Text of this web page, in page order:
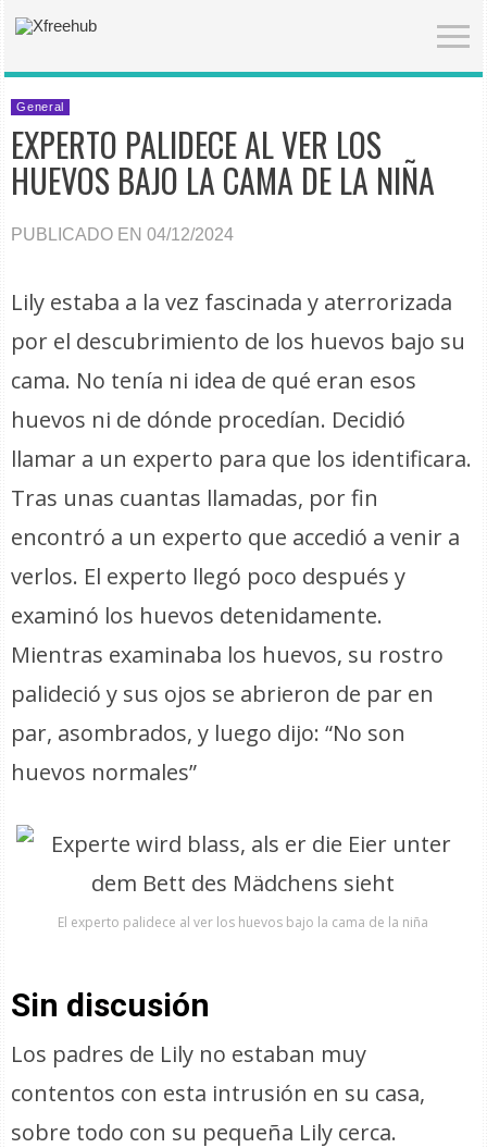
General
EXPERTO PALIDECE AL VER LOS
HUEVOS BAJO LA CAMA DE LA NIÑA
PUBLICADO EN 04/12/2024
Lily estaba a la vez fascinada y aterrorizada
por el descubrimiento de los huevos bajo su
cama. No tenía ni idea de qué eran esos
huevos ni de dónde procedían. Decidió
llamar a un experto para que los identificara.
Tras unas cuantas llamadas, por fin
encontró a un experto que accedió a venir a
verlos. El experto llegó poco después y
examinó los huevos detenidamente.
Mientras examinaba los huevos, su rostro
palideció y sus ojos se abrieron de par en
par, asombrados, y luego dijo: “No son
huevos normales”
El experto palidece al ver los huevos bajo la cama de la niña
Sin discusión
Los padres de Lily no estaban muy
contentos con esta intrusión en su casa,
sobre todo con su pequeña Lily cerca.